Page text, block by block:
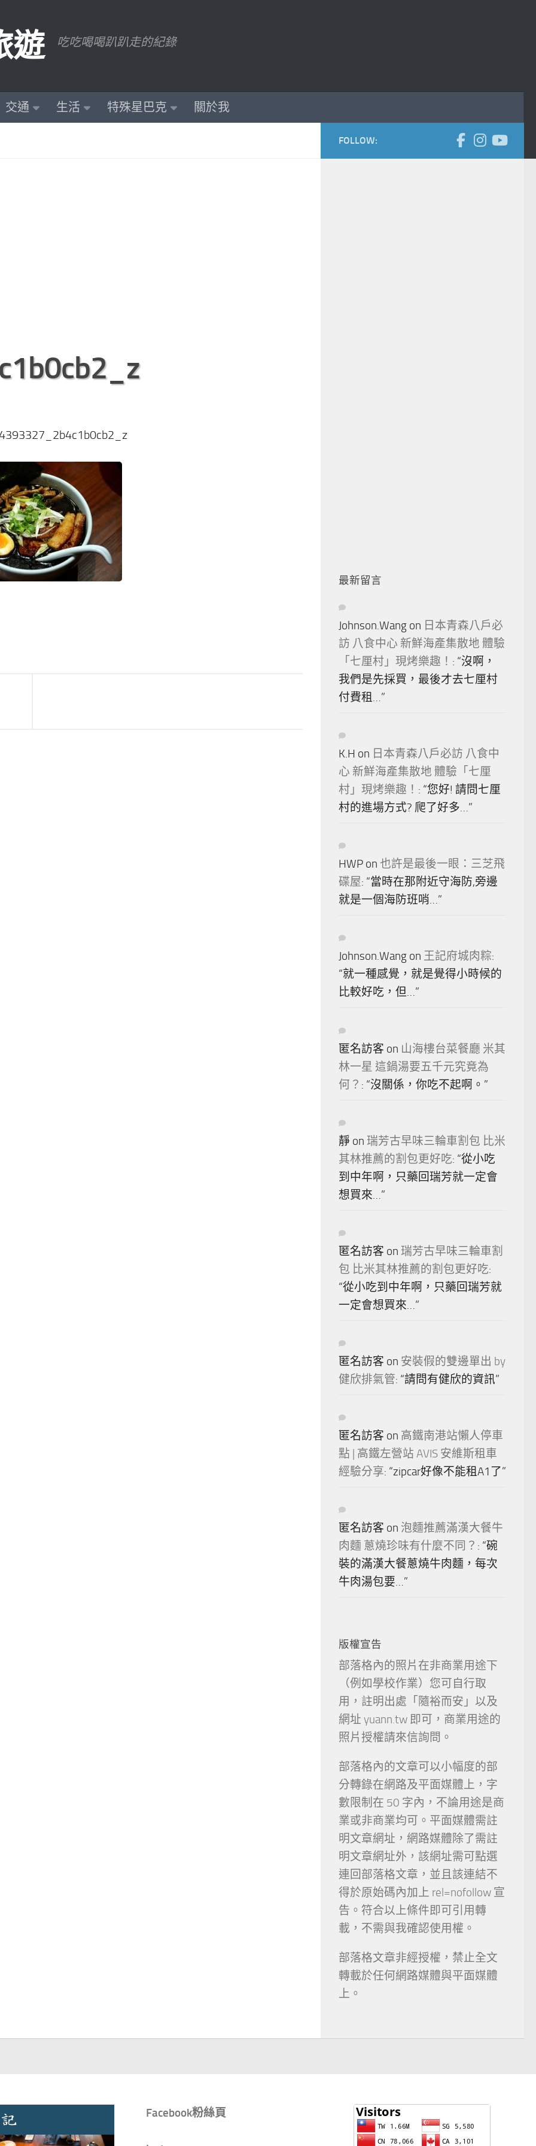
遊 吃吃喝喝趴趴走的紀錄
交通 生活 特殊星巴克 關於我
FOLLOW:
最新留言
Johnson.Wang on 日本青森八戶必
訪 八食中心 新鮮海產集散地 體驗
「七厘村」現烤樂趣！ : “沒啊，
我們是先採買，最後才去七厘村
付費租…”
K.H on 日本青森八戶必訪 八食中
心 新鮮海產集散地 體驗「七厘
村」現烤樂趣！ : “您好! 請問七厘
村的進場方式? 爬了好多…”
HWP on 也許是最後一眼：三芝飛
碟屋: “當時在那附近守海防,旁邊
就是一個海防班哨…”
Johnson.Wang on 王記府城肉粽:
“就一種感覺，就是覺得小時候的
比較好吃，但…”
匿名訪客 on 山海樓台菜餐廳 米其
林一星 這鍋湯要五千元究竟為
何？ : “沒關係，你吃不起啊。 ”
靜 on 瑞芳古早味三輪車割包 比米
其林推薦的割包更好吃: “從小吃
到中年啊，只藥回瑞芳就一定會
想買來…”
匿名訪客 on 瑞芳古早味三輪車割
包 比米其林推薦的割包更好吃:
“從小吃到中年啊，只藥回瑞芳就
一定會想買來…”
匿名訪客 on 安裝假的雙邊單出 by
健欣排氣管: “請問有健欣的資訊”
匿名訪客 on 高鐵南港站懶人停車
點 | 高鐵左營站 AVIS 安維斯租車
經驗分享: “zipcar好像不能租A1了”
匿名訪客 on 泡麵推薦滿漢大餐牛
肉麵 蔥燒珍味有什麼不同？ : “碗
裝的滿漢大餐蔥燒牛肉麵，每次
牛肉湯包要…”
版權宣告
部落格內的照片在非商業用途下
（例如學校作業）您可自行取
用，註明出處「隨裕而安」以及
網址 yuann.tw 即可，商業用途的
照片授權請來信詢問。
部落格內的文章可以小幅度的部
分轉錄在網路及平面媒體上，字
數限制在 50 字內，不論用途是商
業或非商業均可。平面媒體需註
明文章網址，網路媒體除了需註
明文章網址外，該網址需可點選
連回部落格文章，並且該連結不
得於原始碼內加上 rel=nofollow 宣
告。符合以上條件即可引用轉
載，不需與我確認使用權。
部落格文章非經授權，禁止全文
轉載於任何網路媒體與平面媒體
上。
Facebook粉絲頁